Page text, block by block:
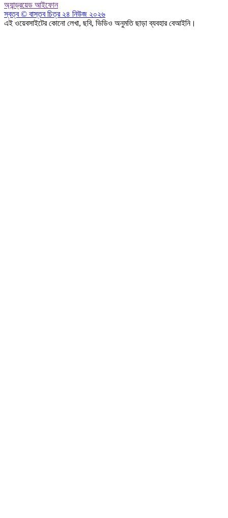
অ্যান্ড্রয়েড আইফোন
স্বত্ব © বাস্তব চিত্র ২৪ নিউজ ২০২৬
এই ওয়েবসাইটের কোনো লেখা, ছবি, ভিডিও অনুমতি ছাড়া ব্যবহার বেআইনি।